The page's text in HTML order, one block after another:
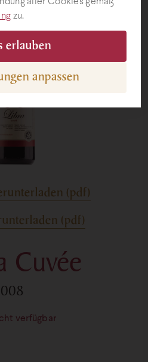
zu.
erlauben
anpassen
(pdf)
(pdf)
Cuvée
verfügbar